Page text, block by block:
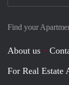
Find your
About us
For Real Estate